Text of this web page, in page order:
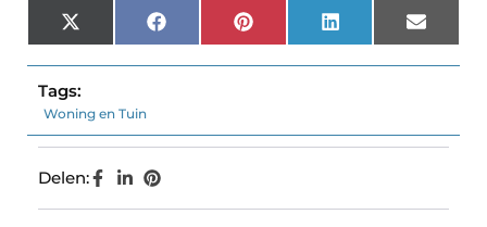
X
(Twitter)
FacebookPinterest LinkedIn Email
Tags:
Woning en Tuin
Delen: